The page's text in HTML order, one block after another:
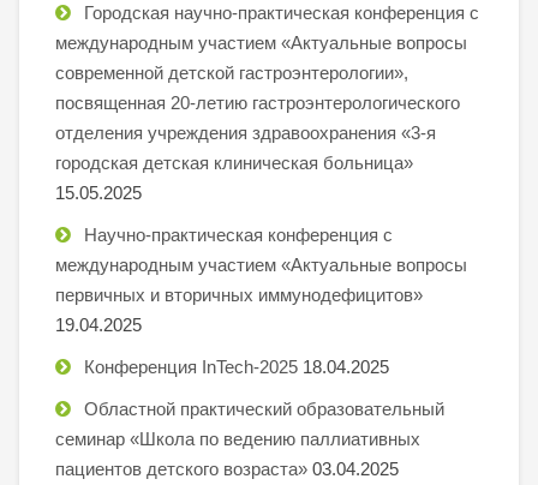
Городская научно-практическая конференция с
международным участием «Актуальные вопросы
современной детской гастроэнтерологии»,
посвященная 20-летию гастроэнтерологического
отделения учреждения здравоохранения «3-я
городская детская клиническая больница»
15.05.2025
Научно-практическая конференция с
международным участием «Актуальные вопросы
первичных и вторичных иммунодефицитов»
19.04.2025
Конференция InTech-2025 18.04.2025
Областной практический образовательный
семинар «Школа по ведению паллиативных
пациентов детского возраста» 03.04.2025